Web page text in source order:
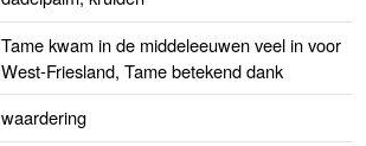
Tame kwam in de middeleeuwen veel in voor
West-Friesland, Tame betekend dank
waardering